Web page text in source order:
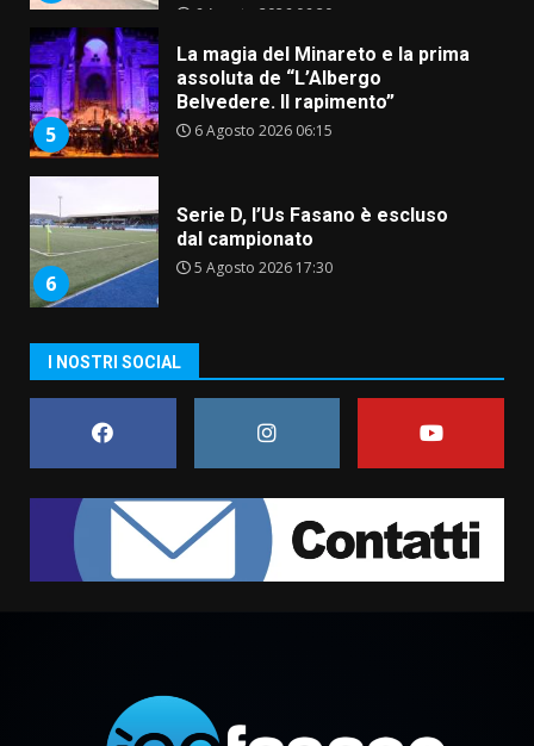
6 Agosto 2026 06:20
5
La magia del Minareto e la prima
assoluta de “L’Albergo
Belvedere. Il rapimento”
6 Agosto 2026 06:15
6
Serie D, l’Us Fasano è escluso
dal campionato
5 Agosto 2026 17:30
Truffatori in azione nelle
frazioni fasanesi
1
Fasanese ferito a colpi di arma
da fuoco
6 Agosto 2026 18:13
Comune di Fasano
6 Agosto 2026 14:16
I NOSTRI SOCIAL